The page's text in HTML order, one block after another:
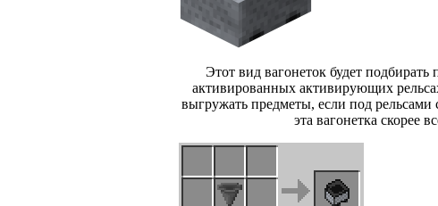
Этот вид вагонеток будет подбирать
активированных активирующих
выгружать предметы, если под
эта вагонетка скорее